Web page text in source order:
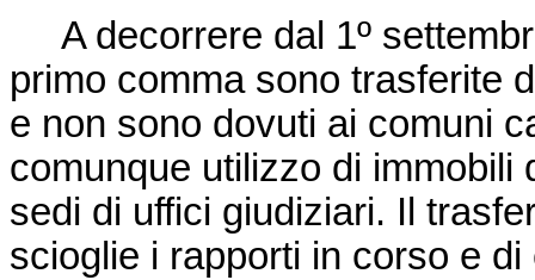
A decorrere dal 1º
primo comma sono trasferite
e non sono dovuti ai comuni
comunque utilizzo di immobili
sedi di uffici giudiziari. Il
scioglie i rapporti in corso e